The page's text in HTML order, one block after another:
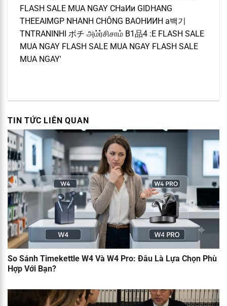
TIN TỨC LIÊN QUAN
So Sánh Timekettle W4 Và W4 Pro: Đâu Là Lựa Chọn Phù
Hợp Với Bạn?